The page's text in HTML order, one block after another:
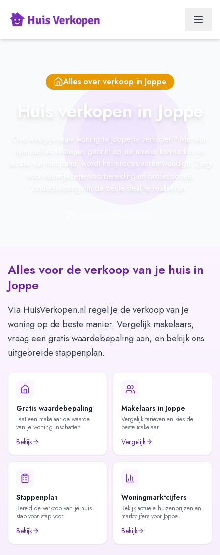
Alles over verkoop in Joppe
Huis verkopen in Joppe
Overweeg je jouw woning te Joppe te verkopen? Met een
doordachte strategie, gericht op de unieke kenmerken en
locatie van het pand, wordt het proces vereenvoudigd. Zorg
voor nauwgezette voorbereiding en professionele
ondersteuning om de beste deal te realiseren.
Alles voor de verkoop van je huis in
Joppe
Via HuisVerkopen.nl regel je de verkoop van je
woning op de beste manier. Vergelijk makelaars,
vraag een gratis waardebepaling aan, en bekijk ons
uitgebreide stappenplan.
Gratis waardebepaling
Laat een makelaar de waarde
van je woning inschatten.
Bekijk
Makelaars in Joppe
Vergelijk tarieven en kies de
beste makelaar.
Vergelijk
Stappenplan
Bereid de verkoop van je huis
stap voor stap voor.
Bekijk
Woningmarktcijfers
Bekijk actuele huizenprijzen en
marktcijfers voor Joppe.
Bekijk